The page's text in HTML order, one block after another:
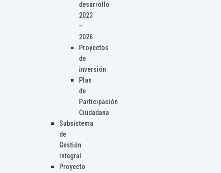
desarrollo
2023
–
2026
Proyectos
de
inversión
Plan
de
Participación
Ciudadana
Subsistema
de
Gestión
Integral
Proyecto